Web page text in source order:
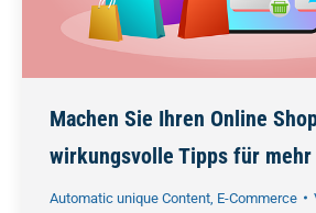
Machen Sie Ihren Online
wirkungsvolle Tipps für mehr
Automatic unique Content E-Commerce